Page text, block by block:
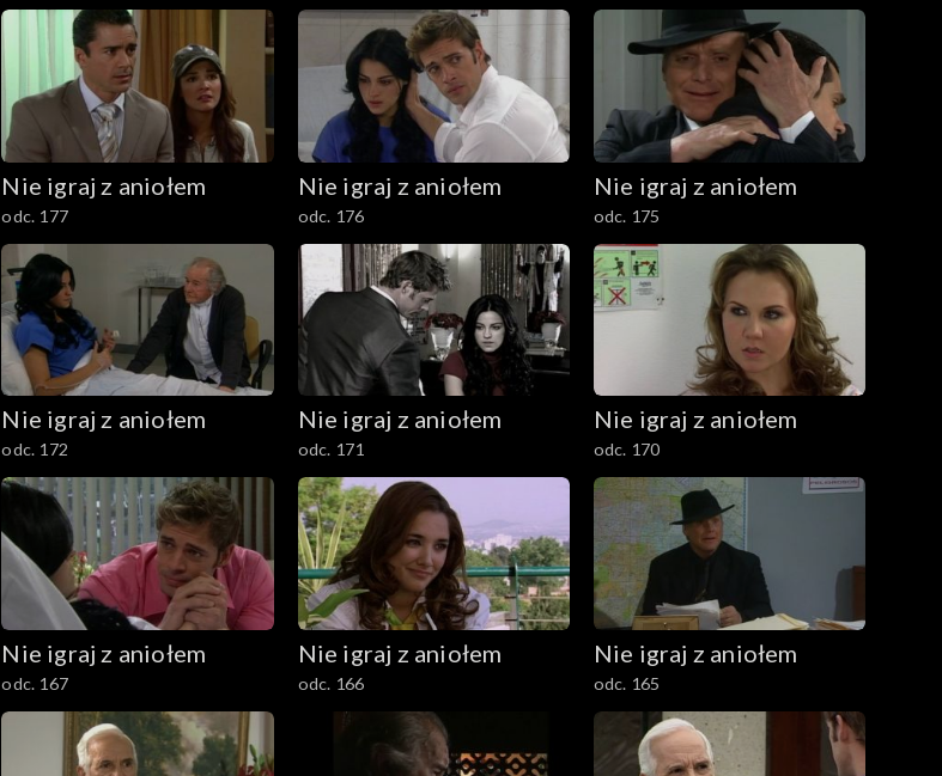
Nie igraj z aniołem
odc. 177
Nie igraj z aniołem
odc. 176
Nie igraj z aniołem
odc. 175
Nie igraj z aniołem
odc. 172
Nie igraj z aniołem
odc. 171
Nie igraj z aniołem
odc. 170
Nie igraj z aniołem
odc. 167
Nie igraj z aniołem
odc. 166
Nie igraj z aniołem
odc. 165